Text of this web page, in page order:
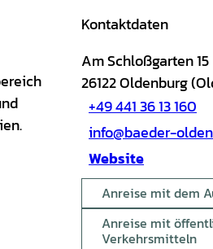
Kontaktdaten
Am Schloßgarten 15
26122Oldenburg
+49 441 36 13 160
info@baeder-
Website
Anreise mit dem
Anreise mit
Verkehrsmitteln